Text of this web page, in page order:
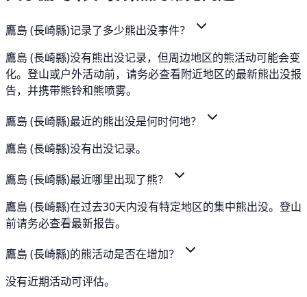
鷹島 (長崎縣)记录了多少熊出没事件？
鷹島 (長崎縣)没有熊出没记录，但周边地区的熊活动可能会变
化。登山或户外活动前，请务必查看附近地区的最新熊出没报
告，并携带熊铃和熊喷雾。
鷹島 (長崎縣)最近的熊出没是何时何地？
鷹島 (長崎縣)没有出没记录。
鷹島 (長崎縣)最近哪里出现了熊？
鷹島 (長崎縣)在过去30天内没有特定地区的集中熊出没。登山
前请务必查看最新报告。
鷹島 (長崎縣)的熊活动是否在增加？
没有近期活动可评估。